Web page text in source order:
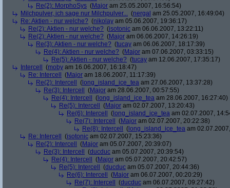
Re(2): MorphoSys (Major am 25.05.2007, 16:56:54)
Milchpulver, ich sage nur Milchpulver... (nergal am 25.05.2007, 16:49:04)
Re: Aktien - nur welche? (nikolay am 05.06.2007, 19:36:17)
Re(2): Aktien - nur welche? (isotonic am 06.06.2007, 13:22:11)
Re(2): Aktien - nur welche? (Major am 06.06.2007, 14:26:19)
Re(3): Aktien - nur welche? (tucay am 06.06.2007, 18:17:39)
Re(4): Aktien - nur welche? (Major am 07.06.2007, 03:33:15)
Re(5): Aktien - nur welche? (tucay am 12.06.2007, 17:35:17)
Intercell
(moby am 16.06.2007, 16:18:47)
Re: Intercell
(Major am 18.06.2007, 11:17:39)
Re(2): Intercell
( long_island_ice_tea am 27.06.2007, 13:37:28)
Re(3): Intercell
(Major am 28.06.2007, 00:57:55)
Re(4): Intercell
( long_island_ice_tea am 28.06.2007, 16:27:40)
Re(5): Intercell
(Major am 02.07.2007, 13:20:43)
Re(6): Intercell
( long_island_ice_tea am 02.07.2007,
Re(7): Intercell
(Major am 02.07.2007, 20:22:38)
Re(8): Intercell
( long_island_ice_tea am
Re: Intercell
(isotonic am 02.07.2007, 15:23:36)
Re(2): Intercell
(Major am 05.07.2007, 20:39:07)
Re(3): Intercell
(ducduc am 05.07.2007, 20:39:54)
Re(4): Intercell
(Major am 05.07.2007, 20:42:57)
Re(5): Intercell
(ducduc am 05.07.2007, 20:44:36)
Re(6): Intercell
(Major am 06.07.2007, 00:20:29)
Re(7): Intercell
(ducduc am 06.07.2007, 09:27:42)